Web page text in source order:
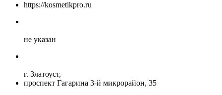
https://kosmetikpro.ru
не указан
г. Златоуст,
проспект Гагарина 3-й микрорайон, 35